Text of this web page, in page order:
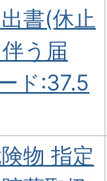
書(休止
う届
ド:37.5
物 指定